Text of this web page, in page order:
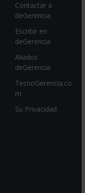
Contactar a
deGerencia
Escribir en
deGerencia
Aliados
deGerencia
TecnoGerencia.co
m
Su Privacidad